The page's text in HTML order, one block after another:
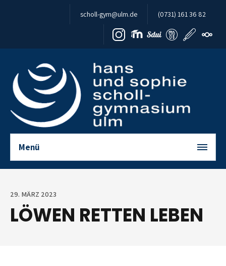
Zum Inhalt springen
scholl-gym@ulm.de (0731) 161 36 82
Menü
29. MÄRZ 2023
LÖWEN RETTEN LEBEN